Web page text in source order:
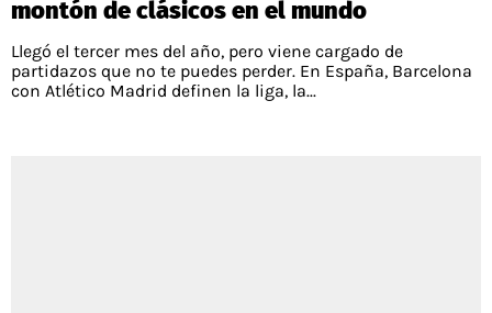
montón de clásicos en el mundo
Llegó el tercer mes del año, pero viene cargado de
partidazos que no te puedes perder. En España, Barcelona
con Atlético Madrid definen la liga, la...